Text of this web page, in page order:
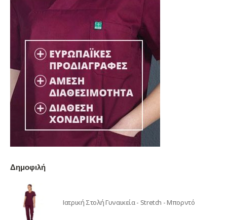
Δημοφιλή
Ιατρική Στολή Γυναικεία - Stretch - Μπορντό